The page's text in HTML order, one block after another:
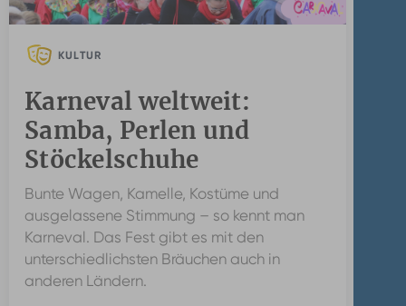
KULTUR
Karneval weltweit:
Samba, Perlen und
Stöckelschuhe
Bunte Wagen, Kamelle, Kostüme und
ausgelassene Stimmung – so kennt man
Karneval. Das Fest gibt es mit den
unterschiedlichsten Bräuchen auch in
anderen Ländern.